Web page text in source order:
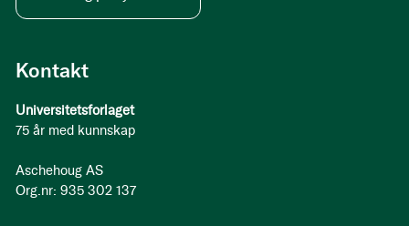
Kontakt
Universitetsforlaget
75 år med kunnskap
Aschehoug AS
Org.nr: 935 302 137